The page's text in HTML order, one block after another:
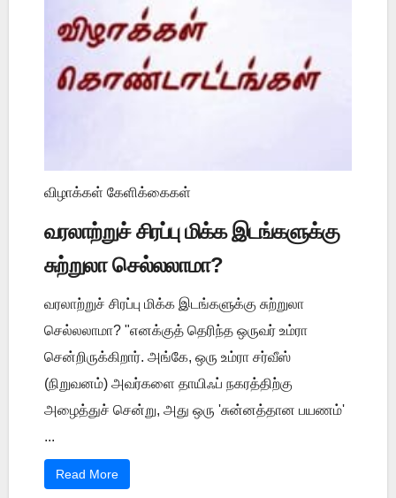
விழாக்கள் கேளிக்கைகள்
வரலாற்றுச் சிரப்பு மிக்க இடங்களுக்கு
சுற்றுலா செல்லலாமா?
வரலாற்றுச் சிரப்பு மிக்க இடங்களுக்கு சுற்றுலா
செல்லலாமா? "எனக்குத் தெரிந்த ஒருவர் உம்ரா
சென்றிருக்கிறார். அங்கே, ஒரு உம்ரா சர்வீஸ்
(நிறுவனம்) அவர்களை தாயிஃப் நகரத்திற்கு
அழைத்துச் சென்று, அது ஒரு 'சுன்னத்தான பயணம்'
...
Read More